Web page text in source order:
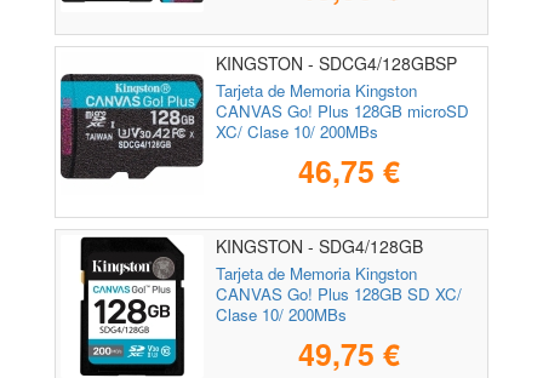
KINGSTON - SDCG4/128GBSP
Tarjeta de Memoria Kingston
CANVAS Go! Plus 128GB microSD
XC/ Clase 10/ 200MBs
46,75 €
KINGSTON - SDG4/128GB
Tarjeta de Memoria Kingston
CANVAS Go! Plus 128GB SD XC/
Clase 10/ 200MBs
49,75 €